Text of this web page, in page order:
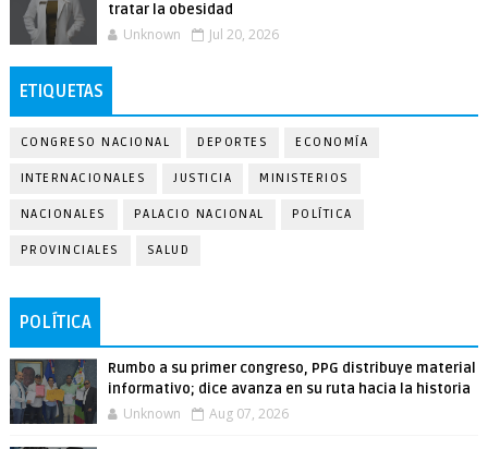
tratar la obesidad
Unknown Jul 20, 2026
ETIQUETAS
CONGRESO NACIONAL DEPORTES ECONOMÍA
INTERNACIONALES JUSTICIA MINISTERIOS
NACIONALES PALACIO NACIONAL POLÍTICA
PROVINCIALES SALUD
POLÍTICA
Rumbo a su primer congreso, PPG distribuye material
informativo; dice avanza en su ruta hacia la historia
Unknown Aug 07, 2026